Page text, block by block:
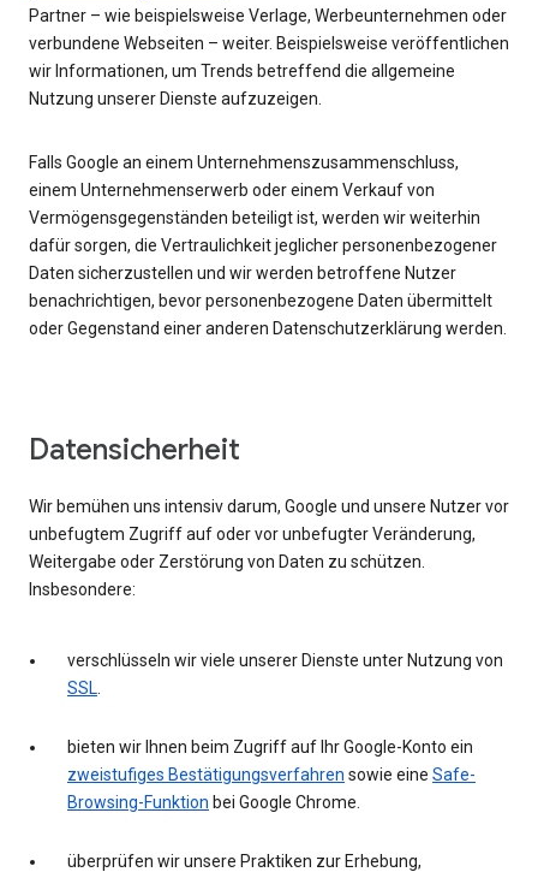
Partner – wie beispielsweise Verlage, Werbeunternehmen oder
verbundene Webseiten – weiter. Beispielsweise veröffentlichen
wir Informationen, um Trends betreffend die allgemeine
Nutzung unserer Dienste aufzuzeigen.
Falls Google an einem Unternehmenszusammenschluss,
einem Unternehmenserwerb oder einem Verkauf von
Vermögensgegenständen beteiligt ist, werden wir weiterhin
dafür sorgen, die Vertraulichkeit jeglicher personenbezogener
Daten sicherzustellen und wir werden betroffene Nutzer
benachrichtigen, bevor personenbezogene Daten übermittelt
oder Gegenstand einer anderen Datenschutzerklärung werden.
Datensicherheit
Wir bemühen uns intensiv darum, Google und unsere Nutzer vor
unbefugtem Zugriff auf oder vor unbefugter Veränderung,
Weitergabe oder Zerstörung von Daten zu schützen.
Insbesondere:
verschlüsseln wir viele unserer Dienste unter Nutzung von
SSL.
bieten wir Ihnen beim Zugriff auf Ihr Google-Konto ein
zweistufiges Bestätigungsverfahren sowie eine Safe-
Browsing-Funktion bei Google Chrome.
überprüfen wir unsere Praktiken zur Erhebung,